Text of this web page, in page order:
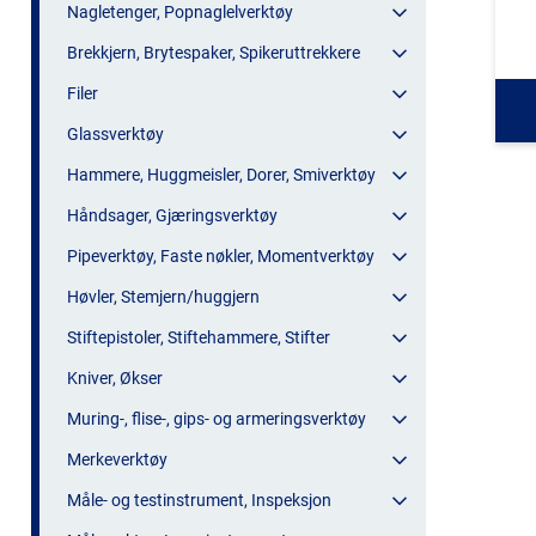
Nagletenger, Popnaglelverktøy
Brekkjern, Brytespaker, Spikeruttrekkere
Filer
Glassverktøy
Hammere, Huggmeisler, Dorer, Smiverktøy
Håndsager, Gjæringsverktøy
Pipeverktøy, Faste nøkler, Momentverktøy
Høvler, Stemjern/huggjern
Stiftepistoler, Stiftehammere, Stifter
Kniver, Økser
Muring-, flise-, gips- og armeringsverktøy
Merkeverktøy
Måle- og testinstrument, Inspeksjon